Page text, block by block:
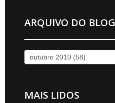
ARQUIVO DO BLOG
MAIS LIDOS